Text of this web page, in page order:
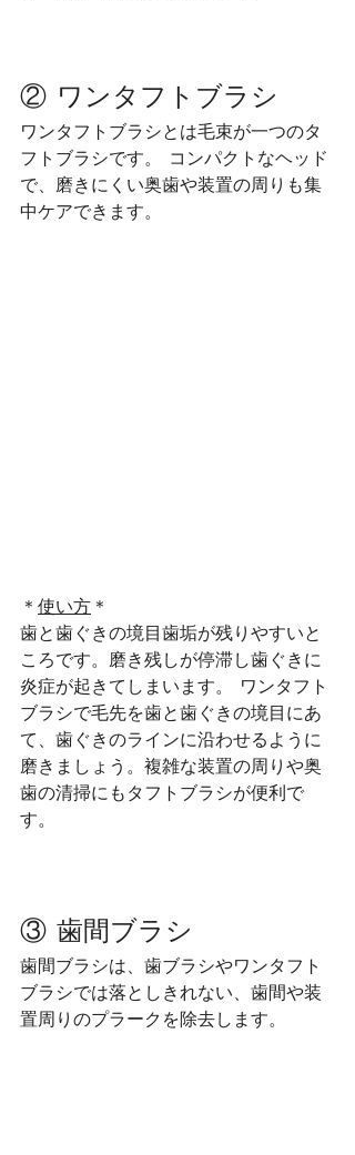
② ワンタフトブラシ
ワンタフトブラシとは毛束が一つのタ
フトブラシです。 コンパクトなヘッド
で、磨きにくい奥歯や装置の周りも集
中ケアできます。
＊ 使い方 ＊
歯と歯ぐきの境目歯垢が残りやすいと
ころです。磨き残しが停滞し歯ぐきに
炎症が起きてしまいます。 ワンタフト
ブラシで毛先を歯と歯ぐきの境目にあ
て、歯ぐきのラインに沿わせるように
磨きましょう。複雑な装置の周りや奥
歯の清掃にもタフトブラシが便利で
す。
③ 歯間ブラシ
歯間ブラシは、歯ブラシやワンタフト
ブラシでは落としきれない、歯間や装
置周りのプラークを除去します。